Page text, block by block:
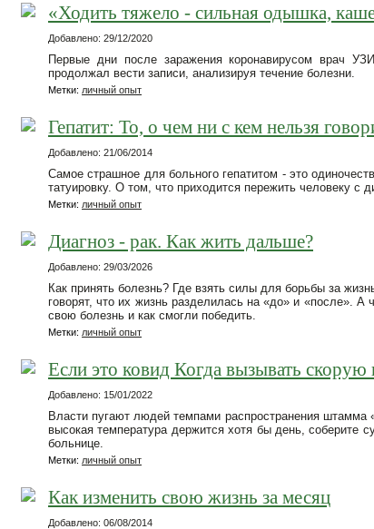
«Ходить тяжело - сильная одышка,
Добавлено: 29/12/2020
Первые дни после заражения коронавирусом врач
продолжал вести записи, анализируя течение болезни.
Метки: личный опыт
Гепатит: То, о чем ни с кем нельзя
Добавлено: 21/06/2014
Самое страшное для больного гепатитом - это
татуировку. О том, что приходится пережить человеку с
Метки: личный опыт
Диагноз - рак. Как жить дальше?
Добавлено: 29/03/2026
Как принять болезнь? Где взять силы для борьбы за
говорят, что их жизнь разделилась на «до» и «после».
свою болезнь и как смогли победить.
Метки: личный опыт
Если это ковид Когда вызывать
Добавлено: 15/01/2022
Власти пугают людей темпами распространения
высокая температура держится хотя бы день, соберите
больнице.
Метки: личный опыт
Как изменить свою жизнь за месяц
Добавлено: 06/08/2014